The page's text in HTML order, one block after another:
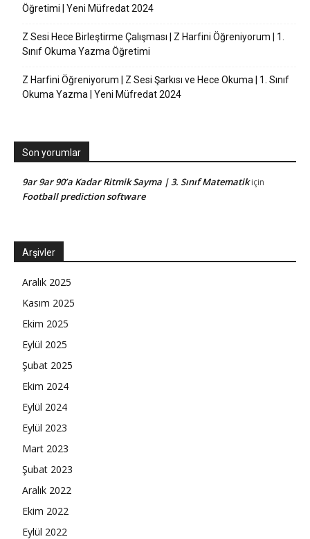
Öğretimi | Yeni Müfredat 2024
Z Sesi Hece Birleştirme Çalışması | Z Harfini Öğreniyorum | 1.
Sınıf Okuma Yazma Öğretimi
Z Harfini Öğreniyorum | Z Sesi Şarkısı ve Hece Okuma | 1. Sınıf
Okuma Yazma | Yeni Müfredat 2024
Son yorumlar
9ar 9ar 90’a Kadar Ritmik Sayma | 3. Sınıf Matematikiçin
Football prediction software
Arşivler
Aralık 2025
Kasım 2025
Ekim 2025
Eylül 2025
Şubat 2025
Ekim 2024
Eylül 2024
Eylül 2023
Mart 2023
Şubat 2023
Aralık 2022
Ekim 2022
Eylül 2022